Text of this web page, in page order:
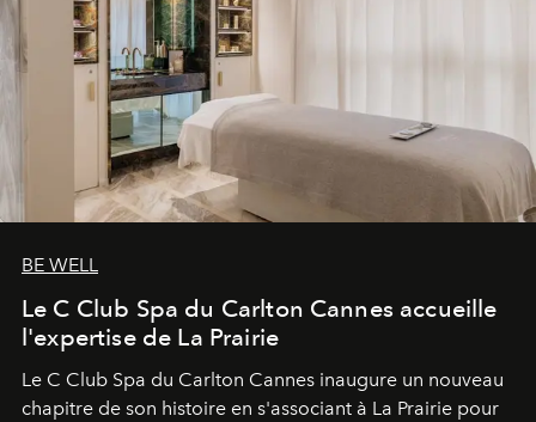
BE WELL
Le C Club Spa du Carlton Cannes accueille
l'expertise de La Prairie
Le C Club Spa du Carlton Cannes inaugure un nouveau
chapitre de son histoire en s'associant à La Prairie pour